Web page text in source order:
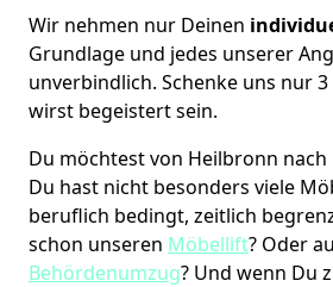
Wir nehmen nur Deinen
Grundlage und jedes unserer
unverbindlich. Schenke uns nur 3
wirst begeistert sein.
Du möchtest von Heilbronn nach
Du hast nicht besonders viele
beruflich bedingt, zeitlich
schon unseren Möbellift? Oder
Behördenumzug? Und wenn Du